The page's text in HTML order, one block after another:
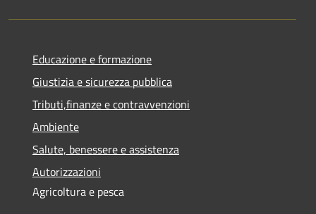
Educazione e formazione
Giustizia e sicurezza pubblica
Tributi,finanze e contravvenzioni
Ambiente
Salute, benessere e assistenza
Autorizzazioni
Agricoltura e pesca